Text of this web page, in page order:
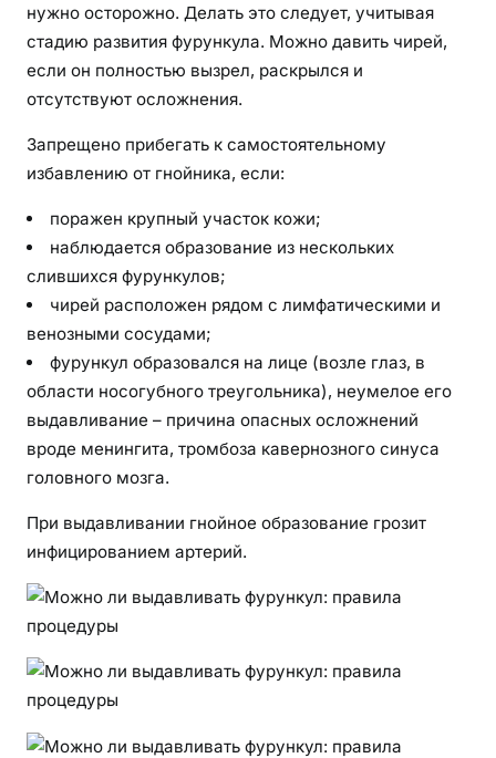
ц
е
нужно осторожно. Делать это следует, учитывая
стадию развития фурункула. Можно давить чирей,
если он полностью вызрел, раскрылся и
отсутствуют осложнения.
Запрещено прибегать к самостоятельному
избавлению от гнойника, если:
поражен крупный участок кожи;
наблюдается образование из нескольких
слившихся фурункулов;
чирей расположен рядом с лимфатическими и
венозными сосудами;
фурункул образовался на лице (возле глаз, в
области носогубного треугольника), неумелое его
выдавливание – причина опасных осложнений
вроде менингита, тромбоза кавернозного синуса
головного мозга.
При выдавливании гнойное образование грозит
инфицированием артерий.